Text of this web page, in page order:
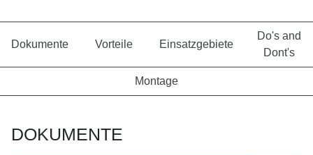
Dokumente Vorteile Einsatzgebiete
Do's and
Dont's
Montage
DOKUMENTE